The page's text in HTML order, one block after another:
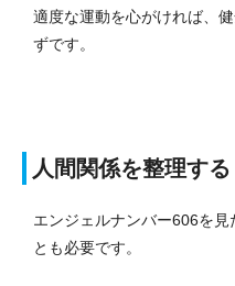
適度な運動を心がければ、
ずです。
人間関係を整理する
エンジェルナンバー606を見
とも必要です。